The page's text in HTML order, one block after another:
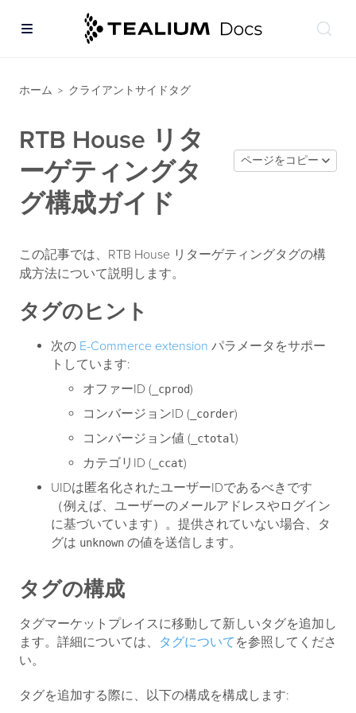
ホーム > クライアントサイドタグ
RTB House リタ
ーゲティングタ
グ構成ガイド
ページをコピー
この記事では、RTB House リターゲティングタグの構
成方法について説明します。
タグのヒント
次の E-Commerce extension パラメータをサポー
トしています:
オファーID ( _cprod)
コンバージョンID ( _corder)
コンバージョン値 ( _ctotal)
カテゴリID ( _ccat)
UIDは匿名化されたユーザーIDであるべきです
（例えば、ユーザーのメールアドレスやログイン
に基づいています）。提供されていない場合、タ
グは unknown の値を送信します。
タグの構成
タグマーケットプレイスに移動して新しいタグを追加し
ます。詳細については、 タグについて を参照してくださ
い。
タグを追加する際に、以下の構成を構成します: